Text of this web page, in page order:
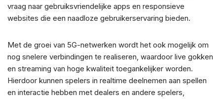
vraag naar gebruiksvriendelijke apps en responsieve
websites die een naadloze gebruikerservaring bieden.
Met de groei van 5G-netwerken wordt het ook mogelijk om
nog snelere verbindingen te realiseren, waardoor live gokken
en streaming van hoge kwaliteit toegankelijker worden.
Hierdoor kunnen spelers in realtime deelnemen aan spellen
en interactie hebben met dealers en andere spelers,